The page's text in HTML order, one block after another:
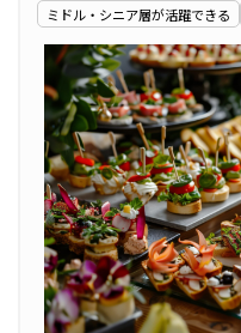
ミドル・シニア層が活躍できる